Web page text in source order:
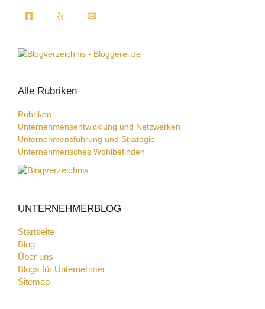
Alle Rubriken
Rubriken
Unternehmensentwicklung und Netzwerken
Unternehmensführung und Strategie
Unternehmerisches Wohlbefinden
UNTERNEHMERBLOG
Startseite
Blog
Über uns
Blogs für Unternehmer
Sitemap